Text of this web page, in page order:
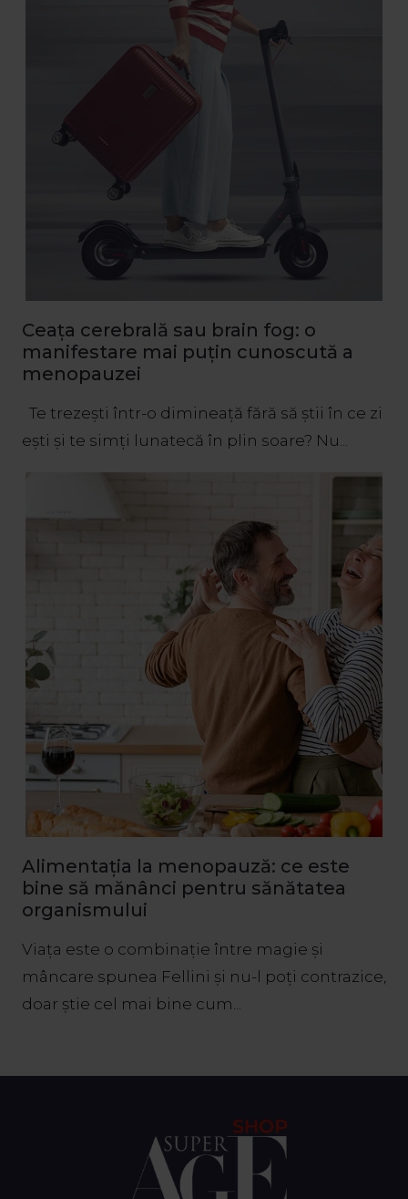
Ceața cerebrală sau brain fog: o
manifestare mai puțin cunoscută a
menopauzei
Te trezești într-o dimineață fără să știi în ce zi
ești și te simți lunatecă în plin soare? Nu...
Alimentația la menopauză: ce este
bine să mănânci pentru sănătatea
organismului
Viața este o combinație între magie și
mâncare spunea Fellini și nu-l poți contrazice,
doar știe cel mai bine cum...